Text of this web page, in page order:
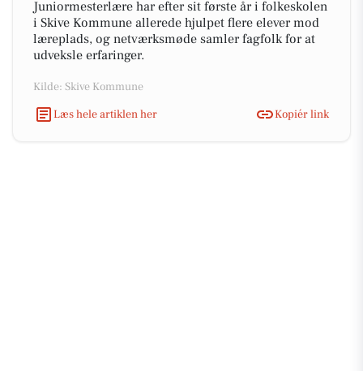
Juniormesterlære har efter sit første år i folkeskolen
i Skive Kommune allerede hjulpet flere elever mod
læreplads, og netværksmøde samler fagfolk for at
udveksle erfaringer.
Kilde: Skive Kommune
Læs hele artiklen her
Kopiér link